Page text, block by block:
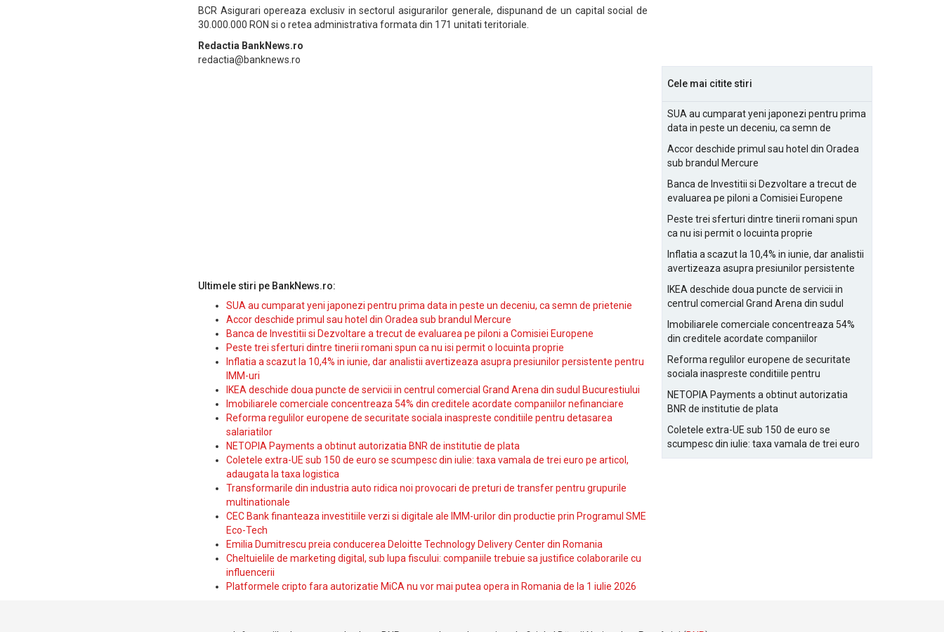
BCR Asigurari opereaza exclusiv in sectorul asigurarilor generale, dispunand de un capital social de
30.000.000 RON si o retea administrativa formata din 171 unitati teritoriale.
Redactia BankNews.ro
redactia@banknews.ro
Ultimele stiri pe BankNews.ro:
SUA au cumparat yeni japonezi pentru prima data in peste un deceniu, ca semn de prietenie
Accor deschide primul sau hotel din Oradea sub brandul Mercure
Banca de Investitii si Dezvoltare a trecut de evaluarea pe piloni a Comisiei Europene
Peste trei sferturi dintre tinerii romani spun ca nu isi permit o locuinta proprie
Inflatia a scazut la 10,4% in iunie, dar analistii avertizeaza asupra presiunilor persistente pentru
IMM-uri
IKEA deschide doua puncte de servicii in centrul comercial Grand Arena din sudul Bucurestiului
Imobiliarele comerciale concentreaza 54% din creditele acordate companiilor nefinanciare
Reforma regulilor europene de securitate sociala inaspreste conditiile pentru detasarea
salariatilor
NETOPIA Payments a obtinut autorizatia BNR de institutie de plata
Coletele extra-UE sub 150 de euro se scumpesc din iulie: taxa vamala de trei euro pe articol,
adaugata la taxa logistica
Transformarile din industria auto ridica noi provocari de preturi de transfer pentru grupurile
multinationale
CEC Bank finanteaza investitiile verzi si digitale ale IMM-urilor din productie prin Programul SME
Eco-Tech
Emilia Dumitrescu preia conducerea Deloitte Technology Delivery Center din Romania
Cheltuielile de marketing digital, sub lupa fiscului: companiile trebuie sa justifice colaborarile cu
influencerii
Platformele cripto fara autorizatie MiCA nu vor mai putea opera in Romania de la 1 iulie 2026
Cele mai citite stiri
SUA au cumparat yeni japonezi pentru prima
data in peste un deceniu, ca semn de
Accor deschide primul sau hotel din Oradea
sub brandul Mercure
Banca de Investitii si Dezvoltare a trecut de
evaluarea pe piloni a Comisiei Europene
Peste trei sferturi dintre tinerii romani spun
ca nu isi permit o locuinta proprie
Inflatia a scazut la 10,4% in iunie, dar analistii
avertizeaza asupra presiunilor persistente
IKEA deschide doua puncte de servicii in
centrul comercial Grand Arena din sudul
Imobiliarele comerciale concentreaza 54%
din creditele acordate companiilor
Reforma regulilor europene de securitate
sociala inaspreste conditiile pentru
NETOPIA Payments a obtinut autorizatia
BNR de institutie de plata
Coletele extra-UE sub 150 de euro se
scumpesc din iulie: taxa vamala de trei euro
pe articol, adaugata la taxa logistica